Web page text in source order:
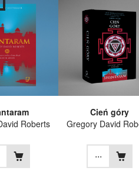
Roberts
Cień góry
Gregory David
...